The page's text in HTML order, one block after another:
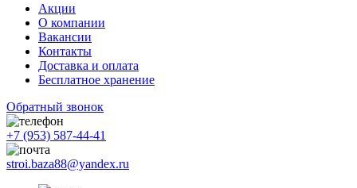
Акции
О компании
Вакансии
Контакты
Доставка и оплата
Бесплатное хранение
Обратный звонок
+7 (953) 587-44-41
stroi.baza88@yandex.ru